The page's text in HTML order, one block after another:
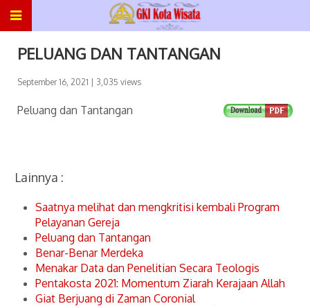
PELUANG DAN TANTANGAN
September 16, 2021 | 3,035 views
Peluang dan Tantangan
Lainnya :
Saatnya melihat dan mengkritisi kembali Program
Pelayanan Gereja
Peluang dan Tantangan
Benar-Benar Merdeka
Menakar Data dan Penelitian Secara Teologis
Pentakosta 2021: Momentum Ziarah Kerajaan Allah
Giat Berjuang di Zaman Coronial